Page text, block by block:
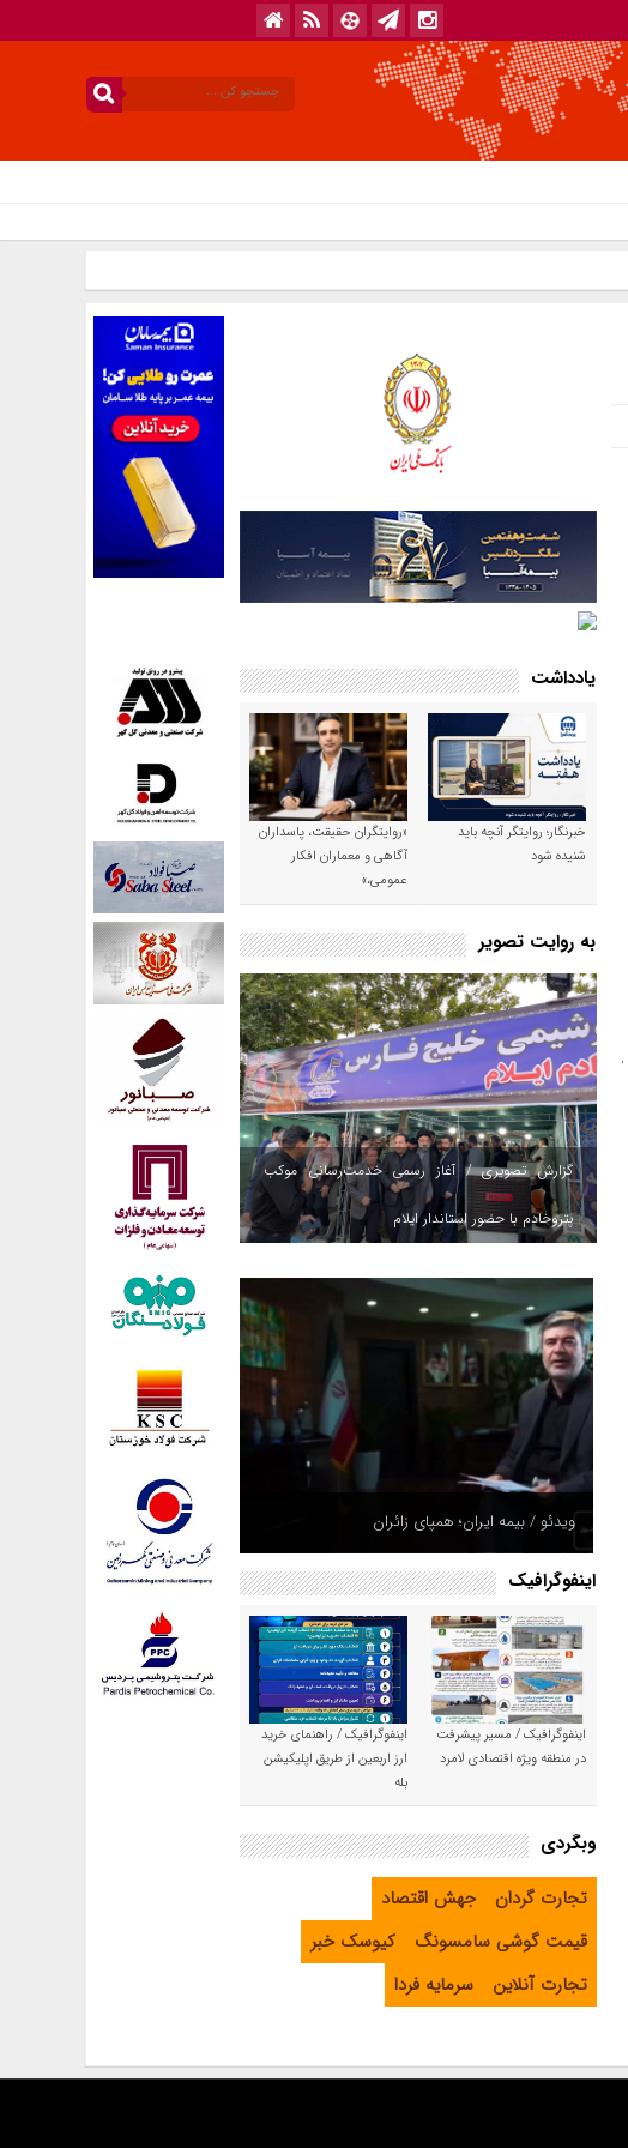
,
یادداشت
خبرنگار؛ روایتگر آنچه باید
شنیده شود
«روایتگران حقیقت، پاسداران
آگاهی و معماران افکار
عمومی،»
به روایت تصویر
گزارش تصویری / آغاز رسمی خدمت‌رسانی موکب
پتروخادم با حضور استاندار ایلام
ویدئو / بیمه ایران؛ همپای زائران
اینفوگرافیک
اینفوگرافیک / مسیر پیشرفت
در منطقه ویژه اقتصادی لامرد
اینفوگرافیک / راهنمای خرید
ارز اربعین از طریق اپلیکیشن
بله
وبگردی
تجارت گردان
جهش اقتصاد
قیمت گوشی سامسونگ
کیوسک خبر
تجارت آنلاین
سرمایه فردا